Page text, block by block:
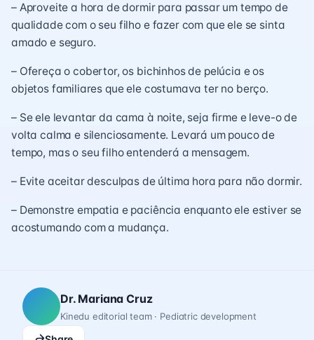
– Aproveite a hora de dormir para passar um tempo de
qualidade com o seu filho e fazer com que ele se sinta
amado e seguro.
– Ofereça o cobertor, os bichinhos de pelúcia e os
objetos familiares que ele costumava ter no berço.
– Se ele levantar da cama à noite, seja firme e leve-o de
volta calma e silenciosamente. Levará um pouco de
tempo, mas o seu filho entenderá a mensagem.
– Evite aceitar desculpas de última hora para não dormir.
– Demonstre empatia e paciência enquanto ele estiver se
acostumando com a mudança.
Dr. Mariana Cruz
Kinedu editorial team · Pediatric development